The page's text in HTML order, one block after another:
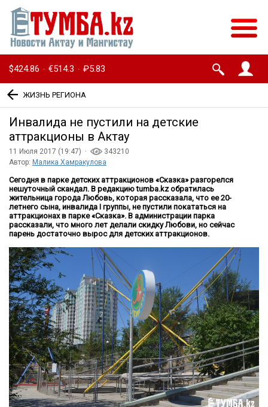
$424.86 · €514.3 · ₽5.83
ЖИЗНЬ РЕГИОНА
Инвалида не пустили на детские
аттракционы в Актау
11 Июля 2017 (19:47) ·
343210
Автор: Малика Хамракулова
Сегодня в парке детских аттракционов «Сказка» разгорелся
нешуточный скандал. В редакциюtumba.kzобратилась
жительница города Любовь, которая рассказала, что ее 20-
летнего сына, инвалида I группы, не пустили покататься на
аттракционах в парке «Сказка». В администрации парка
рассказали, что много лет делали скидку Любови, но сейчас
парень достаточно вырос для детских аттракционов.